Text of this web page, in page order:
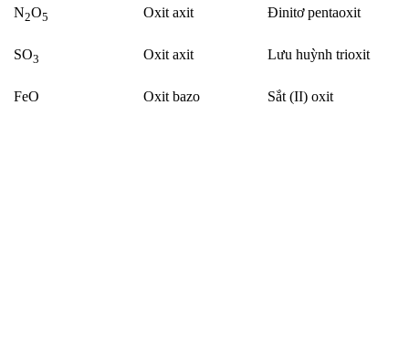
N2O5 Oxit axit Đinitơ pentaoxit
SO3 Oxit axit Lưu huỳnh trioxit
FeO Oxit bazo Sắt (II) oxit